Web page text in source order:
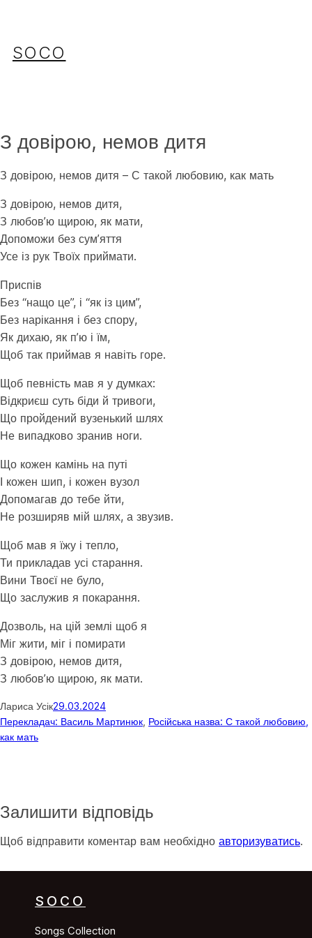
SOCO
З довірою, немов дитя
З довірою, немов дитя – С такой любовию, как мать
З довірою, немов дитя,
З любов’ю щирою, як мати,
Допоможи без сум’яття
Усе із рук Твоїх приймати.
Приспів
Без “нащо це”, і “як із цим”,
Без нарікання і без спору,
Як дихаю, як п’ю і їм,
Щоб так приймав я навіть горе.
Щоб певність мав я у думках:
Відкриєш суть біди й тривоги,
Що пройдений вузенький шлях
Не випадково зранив ноги.
Що кожен камінь на путі
І кожен шип, і кожен вузол
Допомагав до тебе йти,
Не розширяв мій шлях, а звузив.
Щоб мав я їжу і тепло,
Ти прикладав усі старання.
Вини Твоєї не було,
Що заслужив я покарання.
Дозволь, на цій землі щоб я
Міг жити, міг і помирати
З довірою, немов дитя,
З любов’ю щирою, як мати.
Лариса Усік29.03.2024
Перекладач: Василь Мартинюк Російська назва: С такой любовию,
как мать
Залишити відповідь
Щоб відправити коментар вам необхідно авторизуватись.
SOCO
Songs Collection